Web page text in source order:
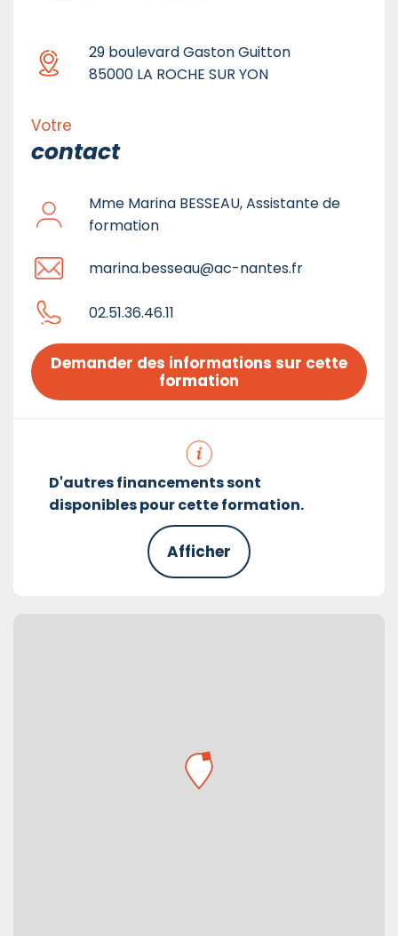
29 boulevard Gaston Guitton
85000 LA ROCHE SUR YON
Votre
contact
Mme Marina BESSEAU, Assistante de
formation
marina.besseau@ac-nantes.fr
02.51.36.46.11
Demander des informations sur cette
formation
D'autres financements sont
disponibles pour cette formation.
Afficher